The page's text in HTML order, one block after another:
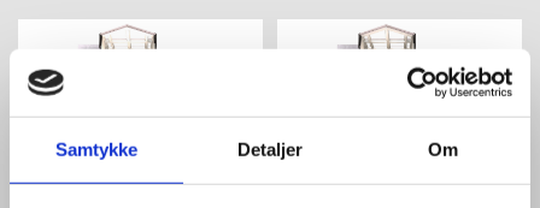
Samtykke Detaljer Om